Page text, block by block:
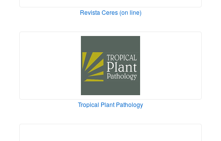
Revista Ceres (on line)
Tropical Plant Pathology